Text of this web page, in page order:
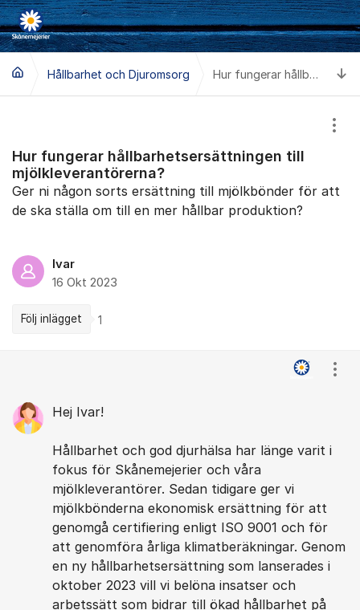
Hoppa till innehåll
Hållbarhet och Djuromsorg Hur fungerar hållbarhetsersättningen till mjölkleverantörerna?
Hur fungerar hållbarhetsersättningen till
mjölkleverantörerna?
Ger ni någon sorts ersättning till mjölkbönder för att
de ska ställa om till en mer hållbar produktion?
Ivar
16 Okt 2023
Följ inlägget 1
Hej Ivar!
Hållbarhet och god djurhälsa har länge varit i
fokus för Skånemejerier och våra
mjölkleverantörer. Sedan tidigare ger vi
mjölkbönderna ekonomisk ersättning för att
genomgå certifiering enligt ISO 9001 och för
att genomföra årliga klimatberäkningar. Genom
en ny hållbarhetsersättning som lanserades i
oktober 2023 vill vi belöna insatser och
arbetssätt som bidrar till ökad hållbarhet på